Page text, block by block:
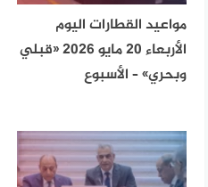
مواعيد القطارات اليوم
الأربعاء 20 مايو 2026 «قبلي
وبحري» – الأسبوع